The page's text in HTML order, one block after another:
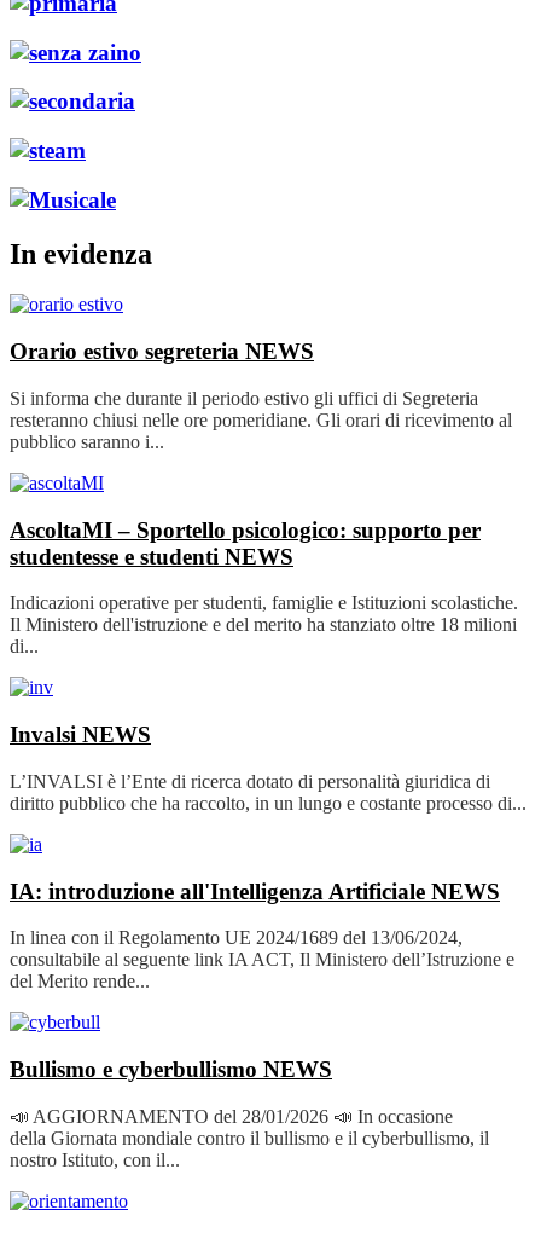
In evidenza
Orario estivo segreteria NEWS
Si informa che durante il periodo estivo gli uffici di Segreteria
resteranno chiusi nelle ore pomeridiane. Gli orari di ricevimento al
pubblico saranno i...
AscoltaMI – Sportello psicologico: supporto per
studentesse e studenti NEWS
Indicazioni operative per studenti, famiglie e Istituzioni scolastiche.
Il Ministero dell'istruzione e del merito ha stanziato oltre 18 milioni
di...
Invalsi NEWS
L’INVALSI è l’Ente di ricerca dotato di personalità giuridica di
diritto pubblico che ha raccolto, in un lungo e costante processo di...
IA: introduzione all'Intelligenza Artificiale NEWS
In linea con il Regolamento UE 2024/1689 del 13/06/2024,
consultabile al seguente link IA ACT, Il Ministero dell’Istruzione e
del Merito rende...
Bullismo e cyberbullismo NEWS
📣 AGGIORNAMENTO del 28/01/2026 📣 In occasione
della Giornata mondiale contro il bullismo e il cyberbullismo, il
nostro Istituto, con il...